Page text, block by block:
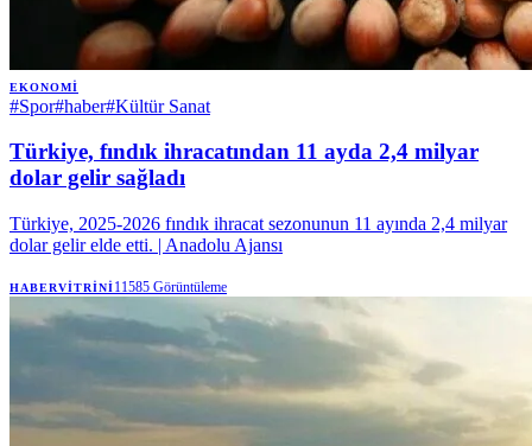
EKONOMI
#Spor#haber#Kültür Sanat
Türkiye, fındık ihracatından 11 ayda 2,4 milyar
dolar gelir sağladı
Türkiye, 2025-2026 fındık ihracat sezonunun 11 ayında 2,4 milyar
dolar gelir elde etti. | Anadolu Ajansı
HABERVITRINI11585 Görüntüleme